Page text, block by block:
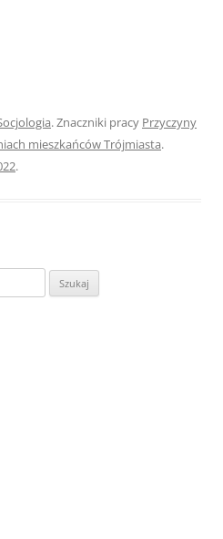
. Znaczniki pracy Przyczyny
mieszkańców Trójmiasta.
.